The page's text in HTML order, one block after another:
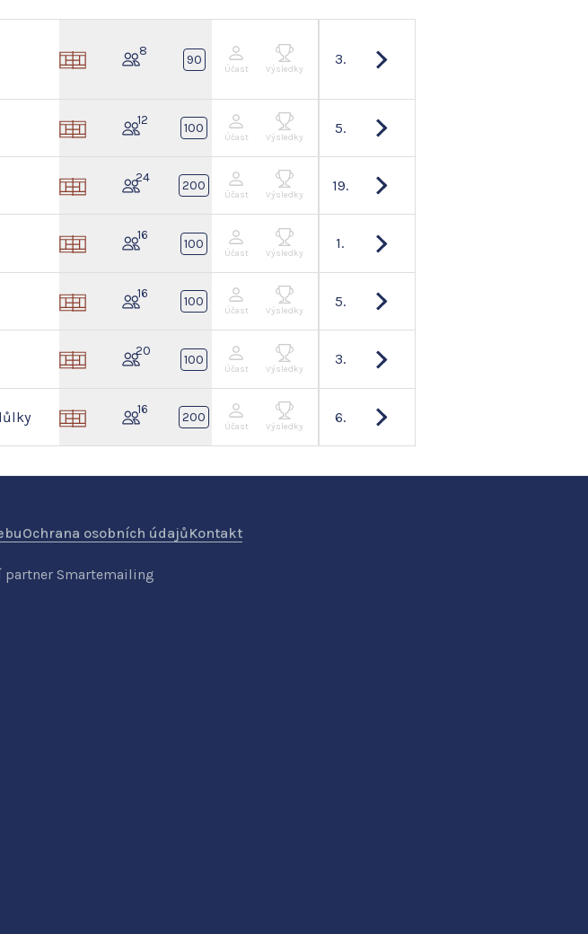
8
90 3.
Účast Výsledky
12
100 5.
Účast Výsledky
24
200 19.
Účast Výsledky
16
100 1.
Účast Výsledky
16
100 5.
Účast Výsledky
20
100 3.
Účast Výsledky
16
200 6.
Účast Výsledky
Ochrana osobních údajůKontakt